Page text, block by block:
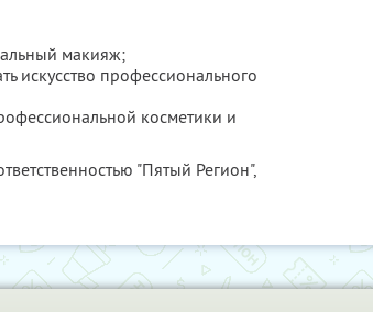
макияж;
искусство профессионального
косметики и
"Пятый Регион",